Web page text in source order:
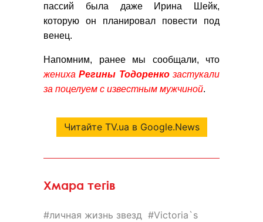
пассий была даже Ирина Шейк,
которую он планировал повести под
венец.
Напомним, ранее мы сообщали, что
женихаРегины Тодоренкозастукали
за поцелуем с известным мужчиной.
Читайте TV.ua в Google.News
Хмара тегів
личная жизнь звезд
Victoria`s